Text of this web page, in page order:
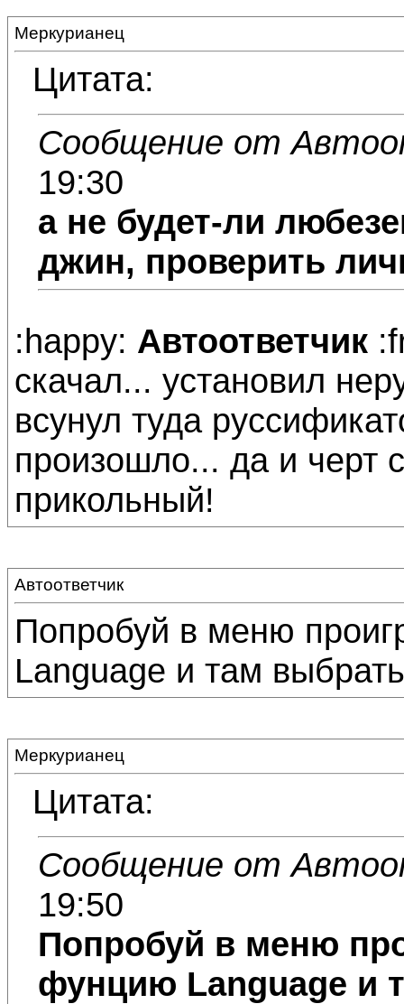
Меркурианец
Цитата:
Сообщение от
19:30
а не будет-ли
джин, проверить
:happy: Автоответчик
скачал... установил
всунул туда
произошло... да и черт
прикольный!
Автоответчик
Попробуй в меню
Language и там
Меркурианец
Цитата:
Сообщение от
19:50
Попробуй в меню
фунцию Language и